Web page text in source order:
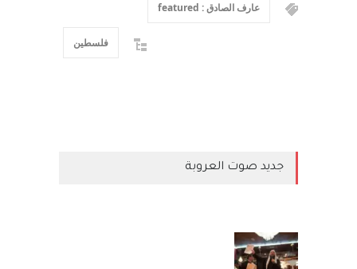
عارف الصادق : featured
فلسطين
جديد صوت العروبة